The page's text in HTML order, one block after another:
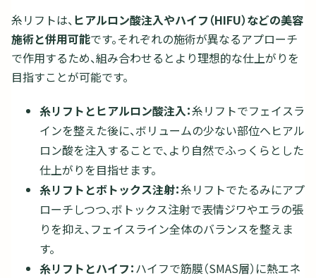
糸リフトは、 ヒアルロン酸注入やハイフ（HIFU）などの美容
施術と併用可能です。それぞれの施術が異なるアプローチ
で作用するため、組み合わせるとより理想的な仕上がりを
目指すことが可能です。
糸リフトとヒアルロン酸注入：糸リフトでフェイスラ
インを整えた後に、ボリュームの少ない部位へヒアル
ロン酸を注入することで、より自然でふっくらとした
仕上がりを目指せます。
糸リフトとボトックス注射：糸リフトでたるみにアプ
ローチしつつ、ボトックス注射で表情ジワやエラの張
りを抑え、フェイスライン全体のバランスを整えま
す。
糸リフトとハイフ：ハイフで筋膜（SMAS層）に熱エネ